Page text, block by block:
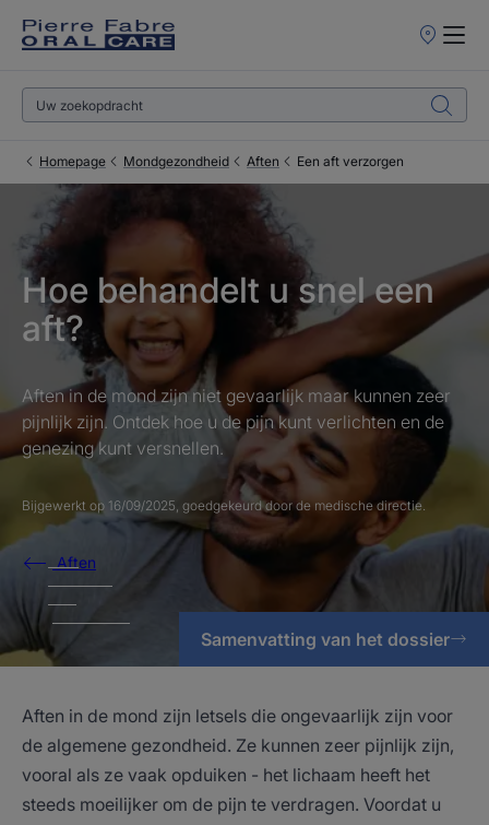
Homepage Mondgezondheid Aften Een aft verzorgen
Hoe behandelt u snel een
aft?
Aften in de mond zijn niet gevaarlijk maar kunnen zeer
pijnlijk zijn. Ontdek hoe u de pijn kunt verlichten en de
genezing kunt versnellen.
Bijgewerkt op 16/09/2025, goedgekeurd doorde medische directie.
Aften
Samenvatting van het dossier
Aften in de mond zijn letsels die ongevaarlijk zijn voor
de algemene gezondheid. Ze kunnen zeer pijnlijk zijn,
vooral als ze vaak opduiken - het lichaam heeft het
steeds moeilijker om de pijn te verdragen. Voordat u